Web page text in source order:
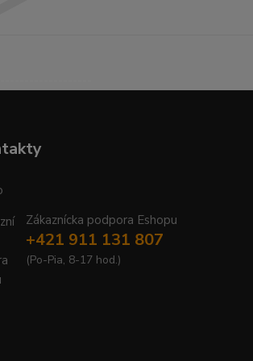
Zákaznícka podpora Eshopu
+421 911 131 807
(Po-Pia, 8-17 hod.)